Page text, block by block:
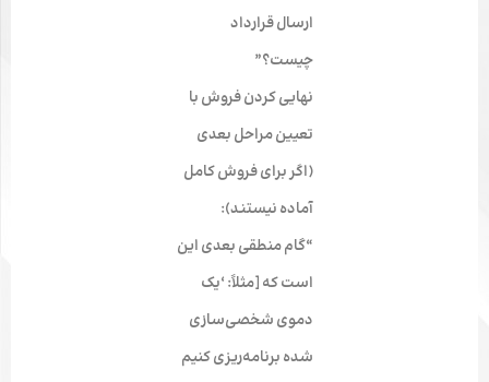
ارسال قرارداد
چیست؟”
نهایی کردن فروش با
تعیین مراحل بعدی
(اگر برای فروش کامل
آماده نیستند):
“گام منطقی بعدی این
است که [مثلاً: ‘یک
دموی شخصی‌سازی
شده برنامه‌ریزی کنیم